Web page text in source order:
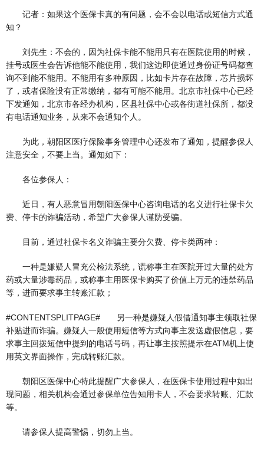
记者：如果这个医保卡真的有问题，会不会以电话或短信方式通
知？
刘先生：不会的，因为社保卡能不能用只有在医院使用的时候，
挂号或医生会告诉他能不能使用，我们这边即使通过身份证号码都查
询不到能不能用。不能用有多种原因，比如卡片存在故障，芯片损坏
了，或者保险没有正常缴纳，都有可能不能用。北京市社保中心已经
下发通知，北京市各经办机构，区县社保中心或各街道社保所，都没
有电话通知业务，从来不会通知个人。
为此，朝阳区医疗保险事务管理中心还发布了通知，提醒参保人
注意安全，不要上当。通知如下：
各位参保人：
近日，有人恶意冒用朝阳医保中心咨询电话的名义进行社保卡欠
费、停卡的诈骗活动，希望广大参保人谨防受骗。
目前，通过社保卡名义诈骗主要分欠费、停卡类两种：
一种是嫌疑人冒充公检法系统，谎称事主在医院开过大量的处方
药或大量涉毒药品，或称事主用医保卡购买了价值上万元的违禁药品
等，进而要求事主转账汇款；
#CONTENTSPLITPAGE# 另一种是嫌疑人假借通知事主领取社保
补贴进而诈骗。嫌疑人一般使用短信等方式向事主发送虚假信息，要
求事主回拨短信中提到的电话号码，再让事主按照提示在ATM机上使
用英文界面操作，完成转账汇款。
朝阳区医保中心特此提醒广大参保人，在医保卡使用过程中如出
现问题，相关机构会通过参保单位告知用卡人，不会要求转账、汇款
等。
请参保人提高警惕，切勿上当。